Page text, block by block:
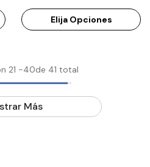
Frecuencia, Detección De
Movimiento Humano,
Nocturna, Alimentado Por
Elija Opciones
21 -40de 41 total
Más